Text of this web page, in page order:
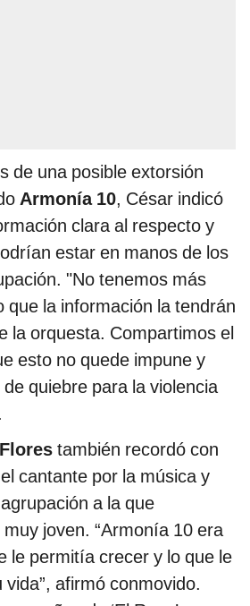
de una posible extorsión
Armonía 10, César indicó
clara al respecto y
estar en manos de los
"No tenemos más
que la información la tendrán
la orquesta. Compartimos el
esto no quede impune y
quiebre para la violencia
también recordó con
cantante por la música y
a la que
joven. “Armonía 10 era
le permitía crecer y lo que le
afirmó conmovido.